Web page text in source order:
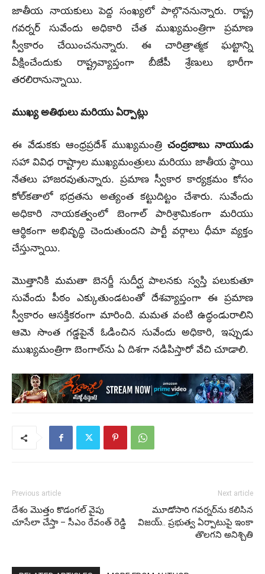
జాతీయ నాయకులు పెద్ద సంఖ్యలో పాల్గొననున్నారు. రాష్ట్ర
గవర్నర్ సువేందు అధికారి చేత ముఖ్యమంత్రిగా ప్రమాణ
స్వీకారం చేయించనున్నారు. ఈ చారిత్రాత్మక ఘట్టాన్ని
వీక్షించేందుకు రాష్ట్రవ్యాప్తంగా బీజేపీ శ్రేణులు భారీగా
తరలిరానున్నాయి.
ముఖ్య అతిథులు మరియు ఏర్పాట్లు
ఈ వేడుకకు ఆంధ్రప్రదేశ్ ముఖ్యమంత్రిచంద్రబాబు నాయుడు
సహా వివిధ రాష్ట్రాల ముఖ్యమంత్రులు మరియు జాతీయ స్థాయి
నేతలు హాజరవుతున్నారు. ప్రమాణ స్వీకార కార్యక్రమం కోసం
కోల్‌కతాలో భద్రతను అత్యంత కట్టుదిట్టం చేశారు. సువేందు
అధికారి నాయకత్వంలో బెంగాల్‌ పారిశ్రామికంగా మరియు
ఆర్థికంగా అభివృద్ధి చెందుతుందని పార్టీ వర్గాలు ధీమా వ్యక్తం
చేస్తున్నాయి.
మొత్తానికి మమతా బెనర్జీ సుదీర్ఘ పాలనకు స్వస్తి పలుకుతూ
సువేందు పీఠం ఎక్కుతుండటంతో దేశవ్యాప్తంగా ఈ ప్రమాణ
స్వీకారం ఆసక్తికరంగా మారింది. మమత వంటి ఉద్ధండురాలిని
ఆమె సొంత గడ్డపైనే ఓడించిన సువేందు అధికారి, ఇప్పుడు
ముఖ్యమంత్రిగా బెంగాల్‌ను ఏ దిశగా నడిపిస్తారో వేచి చూడాలి.
Previous article
దేశం మొత్తం కొడంగల్ వైపు
చూసేలా చేస్తా – సీఎం రేవంత్‌ రెడ్డి
Next article
మూడోసారి గవర్నర్‌ను కలిసిన
విజయ్‌.. ప్రభుత్వ ఏర్పాటుపై ఇంకా
తొలగని అనిశ్చితి